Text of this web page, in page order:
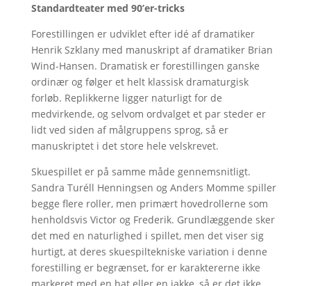
Standardteater med 90’er-tricks
Forestillingen er udviklet efter idé af dramatiker
Henrik Szklany med manuskript af dramatiker Brian
Wind-Hansen. Dramatisk er forestillingen ganske
ordinær og følger et helt klassisk dramaturgisk
forløb. Replikkerne ligger naturligt for de
medvirkende, og selvom ordvalget et par steder er
lidt ved siden af målgruppens sprog, så er
manuskriptet i det store hele velskrevet.
Skuespillet er på samme måde gennemsnitligt.
Sandra Turéll Henningsen og Anders Momme spiller
begge flere roller, men primært hovedrollerne som
henholdsvis Victor og Frederik. Grundlæggende sker
det med en naturlighed i spillet, men det viser sig
hurtigt, at deres skuespiltekniske variation i denne
forestilling er begrænset, for er karaktererne ikke